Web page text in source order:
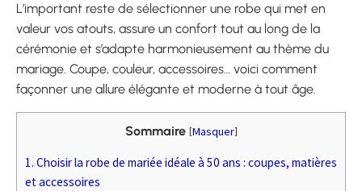
L’important reste de sélectionner une robe qui met en
valeur vos atouts, assure un confort tout au long de la
cérémonie et s’adapte harmonieusement au thème du
mariage. Coupe, couleur, accessoires… voici comment
façonner une allure élégante et moderne à tout âge.
Sommaire [Masquer]
1. Choisir la robe de mariée idéale à 50 ans : coupes, matières
et accessoires